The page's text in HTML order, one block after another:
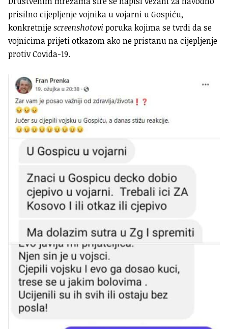
prisilno cijepljenje vojnika u vojarni u Gospiću,
konkretnijescreenshotovi poruka kojima se tvrdi da se
vojnicima prijeti otkazom ako ne pristanu na cijepljenje
protiv Covida-19.